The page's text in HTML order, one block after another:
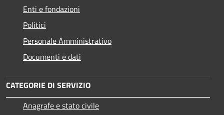
Enti e fondazioni
Politici
Personale Amministrativo
Documenti e dati
CATEGORIE DI SERVIZIO
Anagrafe e stato civile